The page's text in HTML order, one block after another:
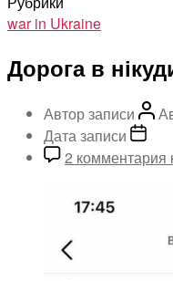
war in Ukraine
Дорога в
Автор записи
Дата записи
2 комментария